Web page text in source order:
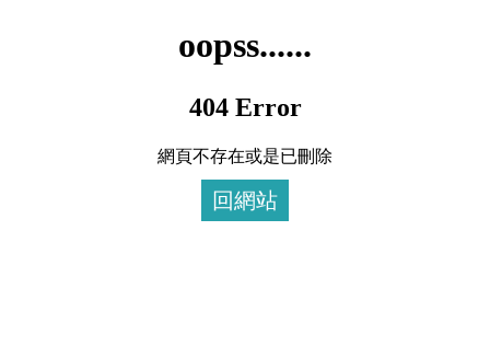
oopss......
404 Error
網頁不存在或是已刪除
回網站